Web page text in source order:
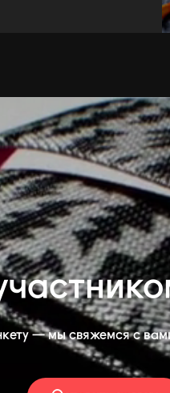
— мы свяжемся с